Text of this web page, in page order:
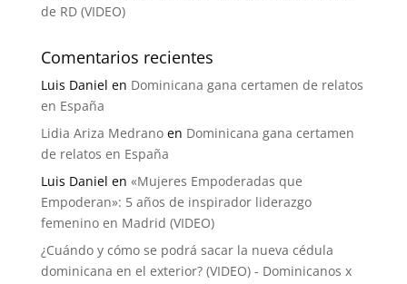
de RD (VIDEO)
Comentarios recientes
Luis Daniel en Dominicana gana certamen de relatos
en España
Lidia Ariza Medranoen Dominicana gana certamen
de relatos en España
Luis Daniel en «Mujeres Empoderadas que
Empoderan»: 5 años de inspirador liderazgo
femenino en Madrid (VIDEO)
¿Cuándo y cómo se podrá sacar la nueva cédula
dominicana en el exterior? (VIDEO) - Dominicanos x